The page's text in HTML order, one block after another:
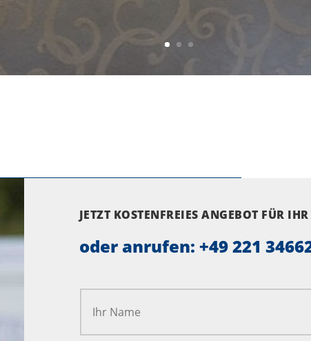
JETZT KOSTENFREIES ANGEBOT FÜR
oder anrufen: +49 221